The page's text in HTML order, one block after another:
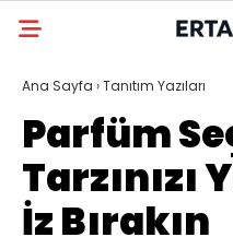
Ana Sayfa ›Tanıtım Yazıları
Parfüm
Tarzınızı
İz Bırakın